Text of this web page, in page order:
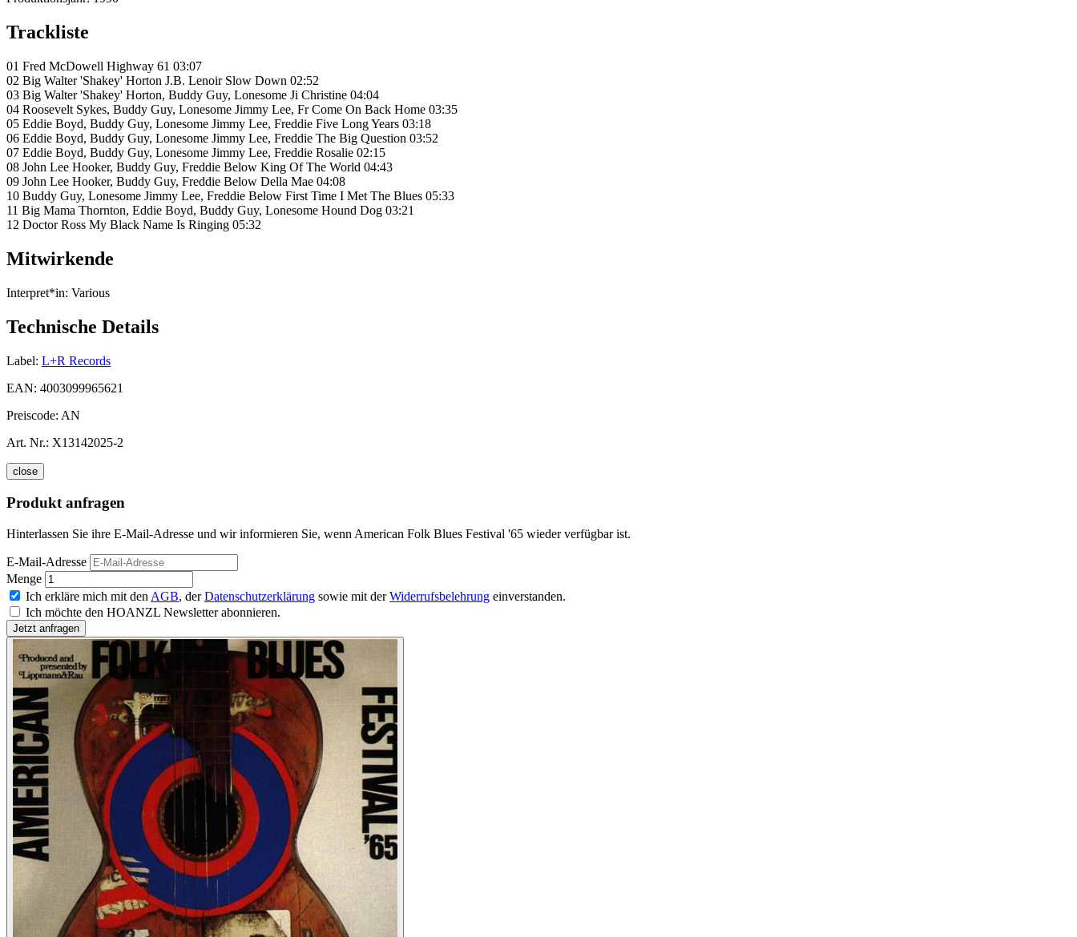
Trackliste
01 Fred McDowell Highway 61 03:07
02 Big Walter 'Shakey' Horton J.B. Lenoir Slow Down 02:52
03 Big Walter 'Shakey' Horton, Buddy Guy, Lonesome Ji Christine 04:04
04 Roosevelt Sykes, Buddy Guy, Lonesome Jimmy Lee, Fr Come On Back Home 03:35
05 Eddie Boyd, Buddy Guy, Lonesome Jimmy Lee, Freddie Five Long Years 03:18
06 Eddie Boyd, Buddy Guy, Lonesome Jimmy Lee, Freddie The Big Question 03:52
07 Eddie Boyd, Buddy Guy, Lonesome Jimmy Lee, Freddie Rosalie 02:15
08 John Lee Hooker, Buddy Guy, Freddie Below King Of The World 04:43
09 John Lee Hooker, Buddy Guy, Freddie Below Della Mae 04:08
10 Buddy Guy, Lonesome Jimmy Lee, Freddie Below First Time I Met The Blues 05:33
11 Big Mama Thornton, Eddie Boyd, Buddy Guy, Lonesome Hound Dog 03:21
12 Doctor Ross My Black Name Is Ringing 05:32
Mitwirkende
Interpret*in: Various
Technische Details
Label: L+R Records
EAN: 4003099965621
Preiscode: AN
Art. Nr.: X13142025-2
close
Produkt anfragen
Hinterlassen Sie ihre E-Mail-Adresse und wir informieren Sie, wenn American Folk Blues Festival '65 wieder verfügbar ist.
E-Mail-Adresse
Menge
Ich erkläre mich mit den AGB, derDatenschutzerklärung sowie mit derWiderrufsbelehrung einverstanden.
Ich möchte den HOANZL Newsletter abonnieren.